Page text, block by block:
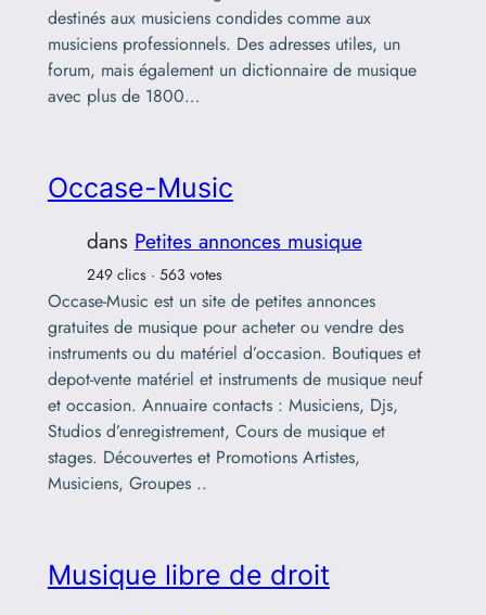
destinés aux musiciens condides comme aux
musiciens professionnels. Des adresses utiles, un
forum, mais également un dictionnaire de musique
avec plus de 1800…
Occase-Music
dans Petites annonces musique
249 clics · 563 votes
Occase-Music est un site de petites annonces
gratuites de musique pour acheter ou vendre des
instruments ou du matériel d’occasion. Boutiques et
depot-vente matériel et instruments de musique neuf
et occasion. Annuaire contacts : Musiciens, Djs,
Studios d’enregistrement, Cours de musique et
stages. Découvertes et Promotions Artistes,
Musiciens, Groupes ..
Musique libre de droit